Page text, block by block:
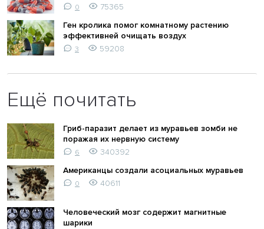
0
75365
Ген кролика помог комнатному растению
эффективней очищать воздух
3 59208
Ещё почитать
Гриб-паразит делает из муравьев зомби не
поражая их нервную систему
6
340392
Американцы создали асоциальных муравьев
0 40611
Человеческий мозг содержит магнитные
шарики